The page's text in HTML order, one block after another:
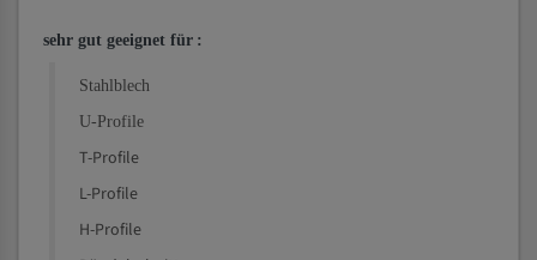
sehr gut geeignet für :
Stahlblech
U-Profile
T-Profile
L-Profile
H-Profile